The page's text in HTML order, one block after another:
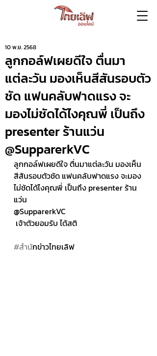
ลูกกอล์ฟเผยดีใจ ตื่นมา
แต่ละวัน มองเห็นสีสันรอบตัว
ชัด แฟนคลับฟาดแรง จะ
มองไม่ชัดได้ไงคุณพี่ เป็นถึง
presenter ร้านแว่น
@SupparerkVC
10 พ.ย. 2568
ลูกกอล์ฟเผยดีใจ ตื่นมาแต่ละวัน มองเห็น
สีสันรอบตัวชัด แฟนคลับฟาดแรง จะมอง
ไม่ชัดได้ไงคุณพี่ เป็นถึง presenter ร้าน
แว่น
@SupparerkVC
เจ้าตัวยอมรับ ได้สติ
#สำนักข่าวไทยเลิฟ